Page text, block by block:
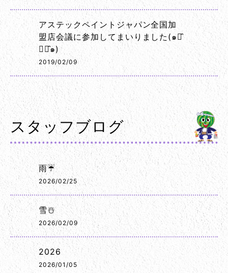
アステックペイントジャパン全国加
盟店会議に参加してまいりました(๑･̑
◡･̑๑)
2019/02/09
スタッフブログ
雨☔
2026/02/25
雪☃️
2026/02/09
2026
2026/01/05